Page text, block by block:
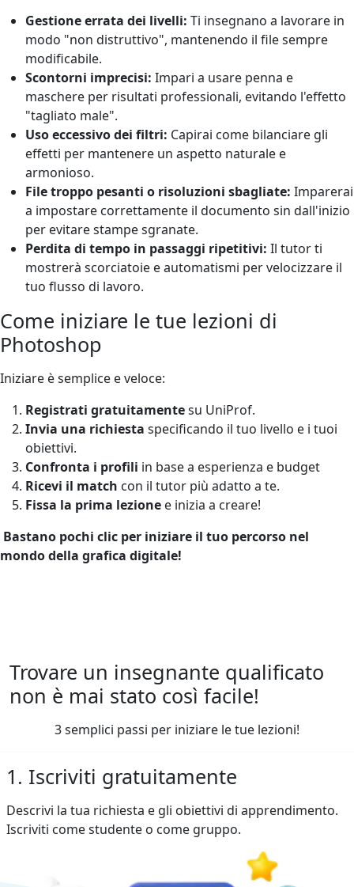
Gestione errata dei livelli: Ti insegnano a lavorare in
modo "non distruttivo", mantenendo il file sempre
modificabile.
Scontorni imprecisi: Impari a usare penna e
maschere per risultati professionali, evitando l'effetto
"tagliato male".
Uso eccessivo dei filtri: Capirai come bilanciare gli
effetti per mantenere un aspetto naturale e
armonioso.
File troppo pesanti o risoluzioni sbagliate: Imparerai
a impostare correttamente il documento sin dall'inizio
per evitare stampe sgranate.
Perdita di tempo in passaggi ripetitivi: Il tutor ti
mostrerà scorciatoie e automatismi per velocizzare il
tuo flusso di lavoro.
Come iniziare le tue lezioni di
Photoshop
Iniziare è semplice e veloce:
Registrati gratuitamentesu UniProf.
Invia una richiesta specificando il tuo livello e i tuoi
obiettivi.
Confronta i profili in base a esperienza e budget
Ricevi il match con il tutor più adatto a te.
Fissa la prima lezione e inizia a creare!
Bastano pochi clic per iniziare il tuo percorso nel
mondo della grafica digitale!
Trovare un insegnante qualificato
non è mai stato così facile!
3 semplici passi per iniziare le tue lezioni!
1. Iscriviti gratuitamente
Descrivi la tua richiesta e gli obiettivi di apprendimento.
Iscriviti come studente o come gruppo.